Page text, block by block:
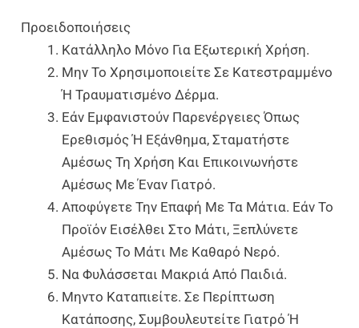
Προειδοποιήσεις
Κατάλληλο Μόνο Για Εξωτερική Χρήση.
Μην Το Χρησιμοποιείτε Σε Κατεστραμμένο
Ή Τραυματισμένο Δέρμα.
Εάν Εμφανιστούν Παρενέργειες Όπως
Ερεθισμός Ή Εξάνθημα, Σταματήστε
Αμέσως Τη Χρήση Και Επικοινωνήστε
Αμέσως Με Έναν Γιατρό.
Αποφύγετε Την Επαφή Με Τα Μάτια. Εάν Το
Προϊόν Εισέλθει Στο Μάτι, Ξεπλύνετε
Αμέσως Το Μάτι Με Καθαρό Νερό.
Να Φυλάσσεται Μακριά Από Παιδιά.
Μηντο Καταπιείτε. Σε Περίπτωση
Κατάποσης, Συμβουλευτείτε Γιατρό Ή